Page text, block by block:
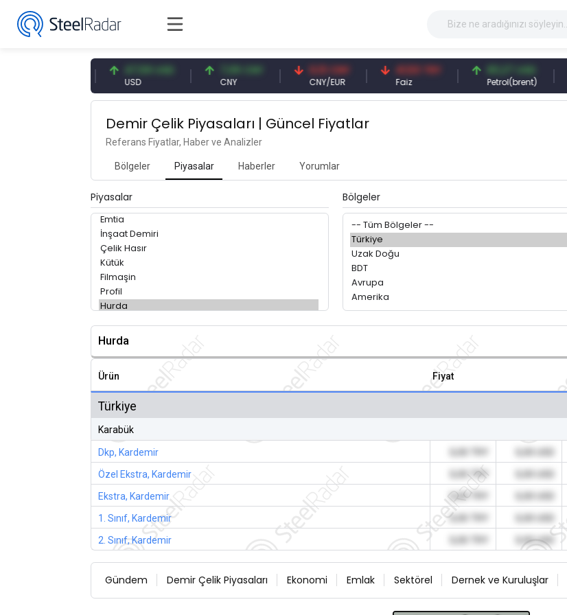
47,59 USD
USD
7,09 CNY
CNY
0,13 CNY
CNY/EUR
41,53 TRY
Faiz
83,27 USD
Petrol(brent)
Demir Çelik Piyasaları | Güncel Fiyatlar
Referans Fiyatlar, Haber ve Analizler
Bölgeler Piyasalar Haberler Yorumlar
Piyasalar Bölgeler
Hurda
Ürün Fiyat
Türkiye
Karabük
Dkp, Kardemir
Özel Ekstra, Kardemir
0,00 TRY
Ekstra, Kardemir
0,00 TRY
1. Sınıf, Kardemir
0,00 TRY
2. Sınıf, Kardemir
0,00 USD
Gündem Demir Çelik Piyasaları Ekonomi Emlak Sektörel Dernek ve Kuruluşlar